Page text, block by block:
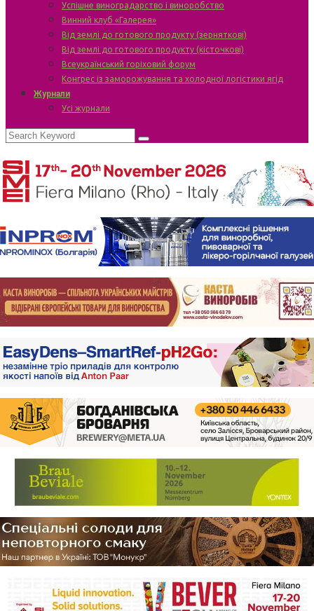
Успішне виноградарство і виноробство
Винний клуб «Галерея»
Від землі до готового продукту (зерняткові)
Від землі до готового продукту (кісточкові)
Всеукраїнський горіховий форум
Конгрес із заморожування та холодної логістики ягід
Журнали
Усі журнали